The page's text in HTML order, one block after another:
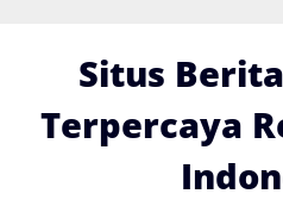
Situs
Terpercaya